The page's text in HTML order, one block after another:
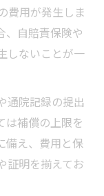
費用が発生しま
、自賠責保険や
しないことが一
通院記録の提出
は補償の上限を
備え、費用と保
証明を揃えてお